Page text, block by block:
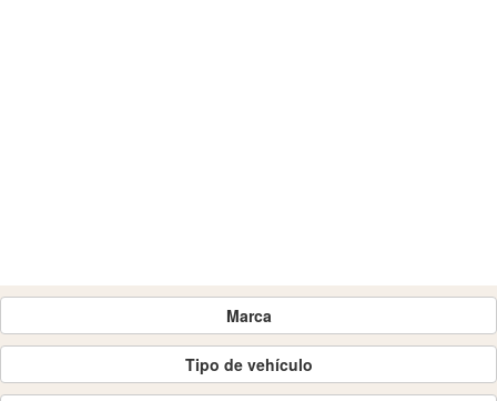
Marca
Tipo de vehículo